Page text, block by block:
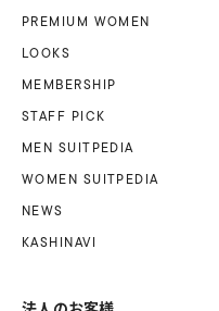
PREMIUM WOMEN
LOOKS
MEMBERSHIP
STAFF PICK
MEN SUITPEDIA
WOMEN SUITPEDIA
NEWS
KASHINAVI